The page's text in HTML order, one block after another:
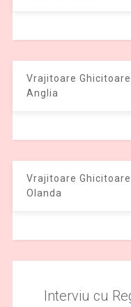
Vrajitoare
Anglia
Vrajitoare
Olanda
Interviu cu